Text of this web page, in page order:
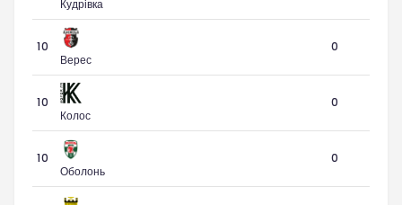
Кудрівка
10
Верес
0
10
Колос
0
10
Оболонь
0